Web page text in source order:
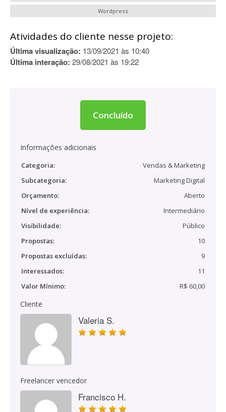
Wordpress
Atividades do cliente nesse projeto:
Última visualização: 13/09/2021 às 10:40
Última interação: 29/08/2021 às 19:22
Concluído
Informações adicionais
Categoria:
Vendas & Marketing
Subcategoria:
Marketing Digital
Orçamento:
Aberto
Nível de experiência:
Intermediário
Visibilidade:
Público
Propostas:
10
Propostas excluídas:
9
Interessados:
11
Valor Mínimo:
R$ 60,00
Cliente
Valeria S.
Freelancer vencedor
Francisco H.